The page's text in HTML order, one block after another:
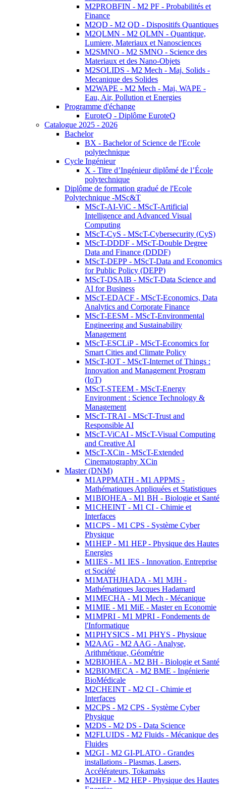
M2PROBFIN - M2 PF - Probabilités et
Finance
M2QD - M2 QD - Dispositifs Quantiques
M2QLMN - M2 QLMN - Quantique,
Lumiere, Materiaux et Nanosciences
M2SMNO - M2 SMNO - Science des
Materiaux et des Nano-Objets
M2SOLIDS - M2 Mech - Maj. Solids -
Mecanique des Solides
M2WAPE - M2 Mech - Maj. WAPE -
Eau, Air, Pollution et Energies
Programme d'échange
EuroteQ - Diplôme EuroteQ
Catalogue 2025 - 2026
Bachelor
BX - Bachelor of Science de l'Ecole
polytechnique
Cycle Ingénieur
X - Titre d’Ingénieur diplômé de l’École
polytechnique
Diplôme de formation gradué de l'Ecole
Polytechnique -MSc&T
MScT-AI-ViC - MScT-Artificial
Intelligence and Advanced Visual
Computing
MScT-CyS - MScT-Cybersecurity (CyS)
MScT-DDDF - MScT-Double Degree
Data and Finance (DDDF)
MScT-DEPP - MScT-Data and Economics
for Public Policy (DEPP)
MScT-DSAIB - MScT-Data Science and
AI for Business
MScT-EDACF - MScT-Economics, Data
Analytics and Corporate Finance
MScT-EESM - MScT-Environmental
Engineering and Sustainability
Management
MScT-ESCLiP - MScT-Economics for
Smart Cities and Climate Policy
MScT-IOT - MScT-Internet of Things :
Innovation and Management Program
(IoT)
MScT-STEEM - MScT-Energy
Environment : Science Technology &
Management
MScT-TRAI - MScT-Trust and
Responsible AI
MScT-ViCAI - MScT-Visual Computing
and Creative AI
MScT-XCin - MScT-Extended
Cinematography XCin
Master (DNM)
M1APPMATH - M1 APPMS -
Mathématiques Appliquées et Statistiques
M1BIOHEA - M1 BH - Biologie et Santé
M1CHEINT - M1 CI - Chimie et
Interfaces
M1CPS - M1 CPS - Système Cyber
Physique
M1HEP - M1 HEP - Physique des Hautes
Energies
M1IES - M1 IES - Innovation, Entreprise
et Société
M1MATHJHADA - M1 MJH -
Mathématiques Jacques Hadamard
M1MECHA - M1 Mech - Mécanique
M1MIE - M1 MiE - Master en Economie
M1MPRI - M1 MPRI - Fondements de
l'Informatique
M1PHYSICS - M1 PHYS - Physique
M2AAG - M2 AAG - Analyse,
Arithmétique, Géométrie
M2BIOHEA - M2 BH - Biologie et Santé
M2BIOMECA - M2 BME - Ingénierie
BioMédicale
M2CHEINT - M2 CI - Chimie et
Interfaces
M2CPS - M2 CPS - Système Cyber
Physique
M2DS - M2 DS - Data Science
M2FLUIDS - M2 Fluids - Mécanique des
Fluides
M2GI - M2 GI-PLATO - Grandes
installations - Plasmas, Lasers,
Accélérateurs, Tokamaks
M2HEP - M2 HEP - Physique des Hautes